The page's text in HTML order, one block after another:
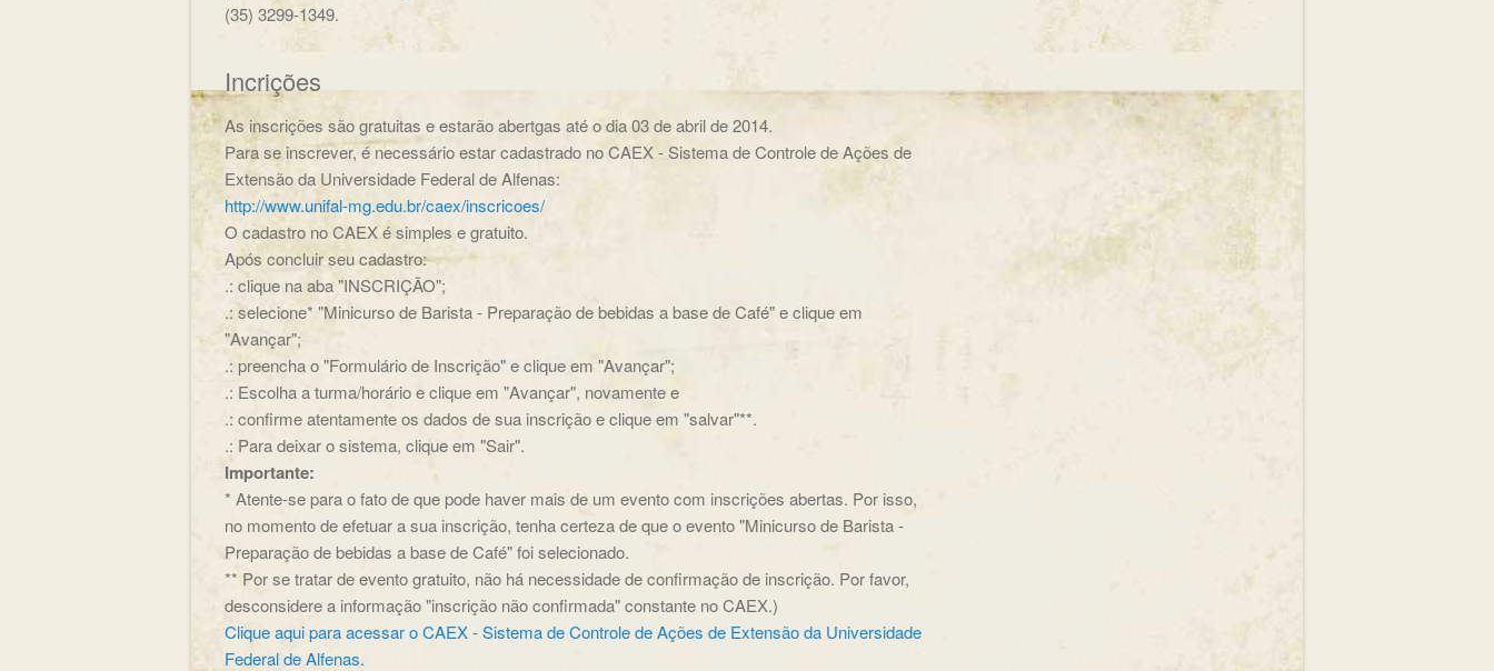
(35) 3299-1349.
Incrições
As inscrições são gratuitas e estarão abertgas até o dia 03 de abril de 2014.
Para se inscrever, é necessário estar cadastrado no CAEX - Sistema de Controle de Ações de
Extensão da Universidade Federal de Alfenas:
http://www.unifal-mg.edu.br/caex/inscricoes/
O cadastro no CAEX é simples e gratuito.
Após concluir seu cadastro:
.: clique na aba "INSCRIÇÃO";
.: selecione* "Minicurso de Barista - Preparação de bebidas a base de Café" e clique em
"Avançar";
.: preencha o "Formulário de Inscrição" e clique em "Avançar";
.: Escolha a turma/horário e clique em "Avançar", novamente e
.: confirme atentamente os dados de sua inscrição e clique em "salvar"**.
.: Para deixar o sistema, clique em "Sair".
Importante:
* Atente-se para o fato de que pode haver mais de um evento com inscrições abertas. Por isso,
no momento de efetuar a sua inscrição, tenha certeza de que o evento "Minicurso de Barista -
Preparação de bebidas a base de Café" foi selecionado.
** Por se tratar de evento gratuito, não há necessidade de confirmação de inscrição. Por favor,
desconsidere a informação "inscrição não confirmada" constante no CAEX.)
Clique aqui para acessar o CAEX - Sistema de Controle de Ações de Extensão da Universidade
Federal de Alfenas.